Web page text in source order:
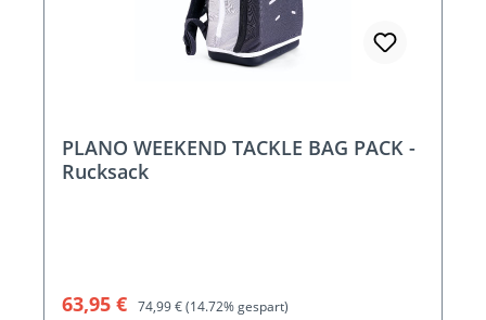
PLANO WEEKEND TACKLE BAG PACK -
Rucksack
Verkaufspreis:
63,95 € Regulärer Preis:
74,99 €(14.72% gespart)